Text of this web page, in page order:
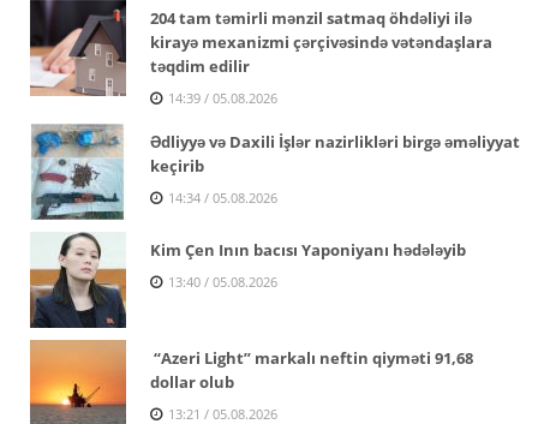
204 tam təmirli mənzil satmaq öhdəliyi ilə
kirayə mexanizmi çərçivəsində vətəndaşlara
təqdim edilir
14:39 / 05.08.2026
Ədliyyə və Daxili İşlər nazirlikləri birgə əməliyyat
keçirib
14:34 / 05.08.2026
Kim Çen Inın bacısı Yaponiyanı hədələyib
13:40 / 05.08.2026
“Azeri Light” markalı neftin qiyməti 91,68
dollar olub
13:21 / 05.08.2026